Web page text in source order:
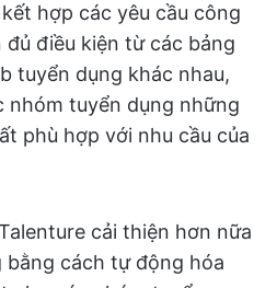
hợp các yêu cầu công
điều kiện từ các bảng
tuyển dụng khác nhau,
nhóm tuyển dụng những
phù hợp với nhu cầu của
cải thiện hơn nữa
cách tự động hóa